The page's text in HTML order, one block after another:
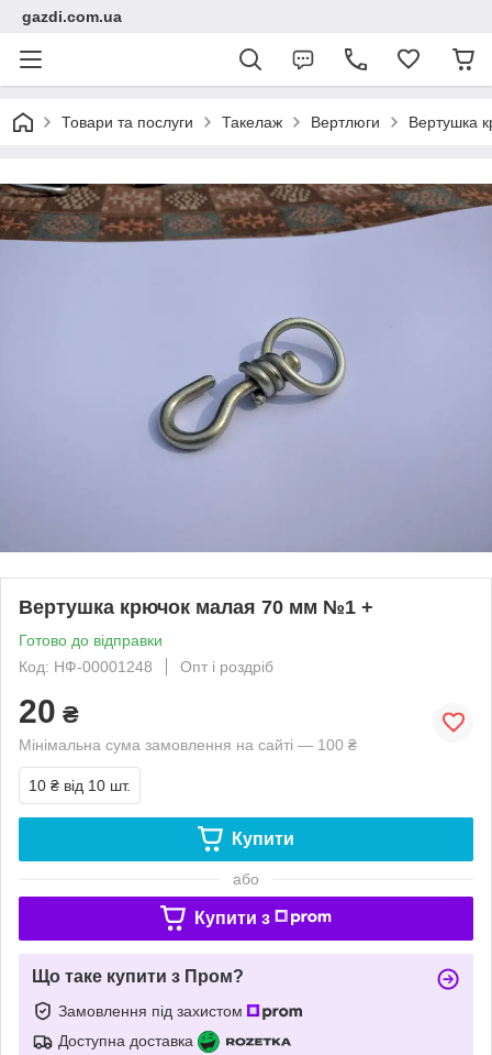
gazdi.com.ua
Товари та послуги Такелаж Вертлюги Вертушка
Вертушка крючок малая 70 мм №1 +
Готово до відправки
Код: НФ-00001248
Опт і роздріб
20 ₴
Мінімальна сума замовлення на сайті — 100 ₴
10 ₴ від 10 шт.
Купити
або
Купити з
Що таке купити з Пром?
Замовлення під захистом
Доступна доставка